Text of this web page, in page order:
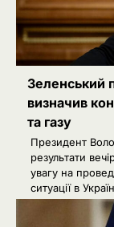
Зеленський
визначив
та газу
Президент
результати
увагу на
ситуації в